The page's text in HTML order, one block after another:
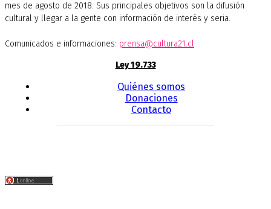
mes de agosto de 2018. Sus principales objetivos son la difusión
cultural y llegar a la gente con información de interés y seria.
Comunicados e informaciones: prensa@cultura21.cl
Ley 19.733
Quiénes somos
Donaciones
Contacto